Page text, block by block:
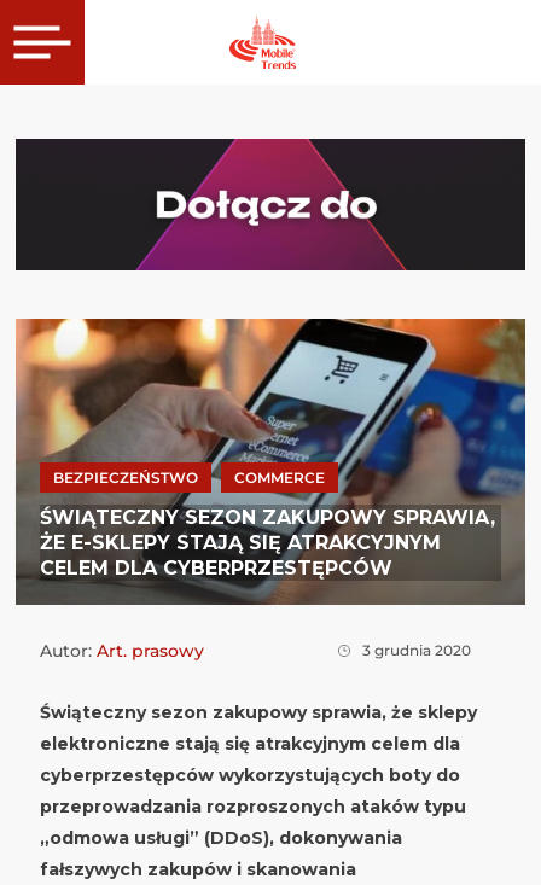
BEZPIECZEŃSTWO COMMERCE
ŚWIĄTECZNY SEZON ZAKUPOWY SPRAWIA,
ŻE E-SKLEPY STAJĄ SIĘ ATRAKCYJNYM
CELEM DLA CYBERPRZESTĘPCÓW
Autor: Art. prasowy 3 grudnia 2020
Świąteczny sezon zakupowy sprawia, że sklepy
elektroniczne stają się atrakcyjnym celem dla
cyberprzestępców wykorzystujących boty do
przeprowadzania rozproszonych ataków typu
„odmowa usługi” (DDoS), dokonywania
fałszywych zakupów i skanowania